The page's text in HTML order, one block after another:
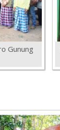
Gunung